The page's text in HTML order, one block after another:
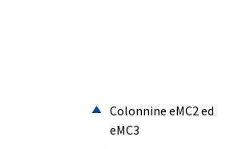
Colonnine eMC2 ed
eMC3